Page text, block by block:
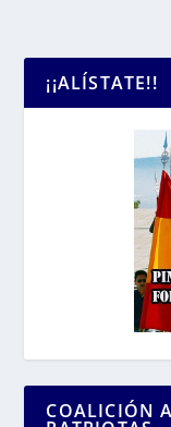
¡¡ALÍSTATE!!
COALICIÓN